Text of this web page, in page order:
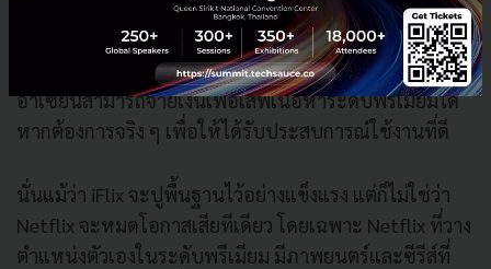
จากข้อมูลที่สำรวจไป สรุปว่าผู้ใช้บริการในภูมิภาค
อาเซียนสามารถจ่ายเงินเพื่อเสพเนื้อหาระดับพรีเมียมได้
หากต้องการจริง ๆ เพื่อให้ได้รับประสบการณ์ใช้งานที่ดี
นั่นแม้ว่า iFlix จะปูพื้นฐานไว้อย่างแข็งแรง แต่ก็ไม่ใช่ว่า
Netflix จะหมดโอกาสเสียทีเดียว โดยเฉพาะ Netflix ที่วาง
ตำแหน่งตัวเองในระดับพรีเมียม มีภาพยนตร์และซีรีส์ที่